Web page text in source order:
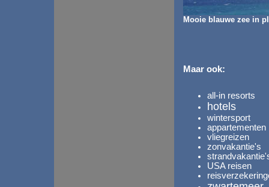
Mooie blauwe zee in
Maar ook:
all-in resorts
hotels
wintersport
appartementen
vliegreizen
zonvakantie's
USA reisen